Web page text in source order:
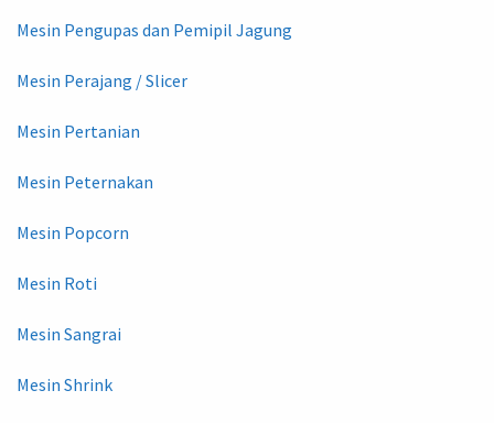
Mesin Pengupas dan Pemipil Jagung
Mesin Perajang / Slicer
Mesin Pertanian
Mesin Peternakan
Mesin Popcorn
Mesin Roti
Mesin Sangrai
Mesin Shrink